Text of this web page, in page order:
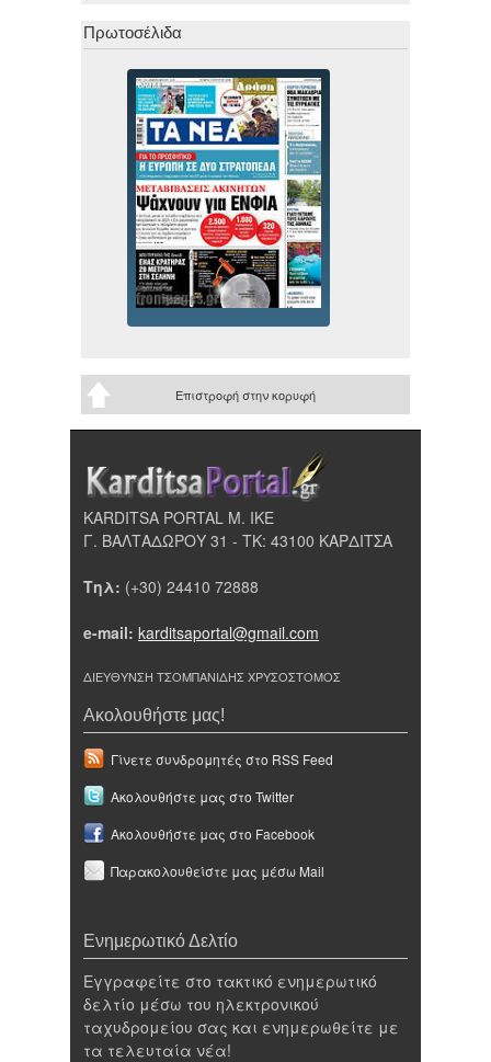
Πρωτοσέλιδα
Επιστροφή στην κορυφή
KARDITSA PORTAL Μ. ΙΚΕ
Γ. ΒΑΛΤΑΔΩΡΟΥ 31 - ΤΚ: 43100 ΚΑΡΔΙΤΣΑ
Τηλ: (+30) 24410 72888
e-mail: karditsaportal@gmail.com
ΔΙΕΥΘΥΝΣΗ ΤΣΟΜΠΑΝΙΔΗΣ ΧΡΥΣΟΣΤΟΜΟΣ
Ακολουθήστε μας!
Γίνετε συνδρομητές στο RSS Feed
Ακολουθήστε μας στο Twitter
Ακολουθήστε μας στο Facebook
Παρακολουθείστε μας μέσω Mail
Ενημερωτικό Δελτίο
Εγγραφείτε στο τακτικό ενημερωτικό
δελτίο μέσω του ηλεκτρονικού
ταχυδρομείου σας και ενημερωθείτε με
τα τελευταία νέα!